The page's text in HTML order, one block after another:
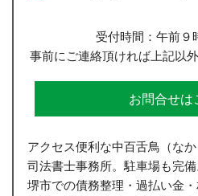
受付時間：午前９
事前にご連絡頂ければ上記以
お問合せは
アクセス便利な中百舌鳥（な
司法書士事務所。駐車場も完備
堺市での債務整理・過払い金